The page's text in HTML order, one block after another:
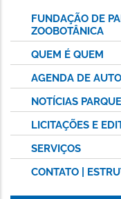
FUNDAÇÃO DE
ZOOBOTÂNICA
QUEM É QUEM
AGENDA DE
NOTÍCIAS
LICITAÇÕES E
SERVIÇOS
CONTATO |